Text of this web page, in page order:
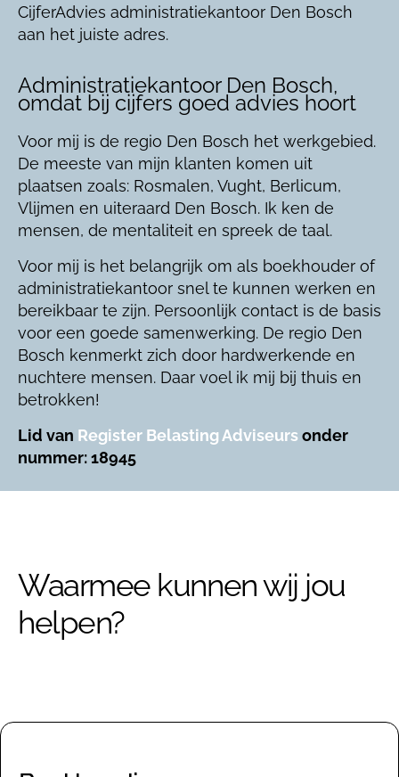
CijferAdvies administratiekantoor Den Bosch
aan het juiste adres.
Administratiekantoor Den Bosch,
omdat bij cijfers goed advies hoort
Voor mij is de regio Den Bosch het werkgebied.
De meeste van mijn klanten komen uit
plaatsen zoals: Rosmalen, Vught, Berlicum,
Vlijmen en uiteraard Den Bosch. Ik ken de
mensen, de mentaliteit en spreek de taal.
Voor mij is het belangrijk om als boekhouder of
administratiekantoor snel te kunnen werken en
bereikbaar te zijn. Persoonlijk contact is de basis
voor een goede samenwerking. De regio Den
Bosch kenmerkt zich door hardwerkende en
nuchtere mensen. Daar voel ik mij bij thuis en
betrokken!
Lid van Register Belasting Adviseurs onder
nummer: 18945
Waarmee kunnen wij jou
helpen?